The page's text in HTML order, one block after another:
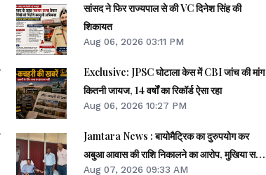
सांसद ने फिर राज्यपाल से की VC दिनेश सिंह की
शिकायत
Aug 06, 2026 03:11 PM
Exclusive: JPSC घोटाला केस में CBI जांच की मांग
कितनी जायज, 14 वर्षों का रिकॉर्ड ऐसा रहा
Aug 06, 2026 10:27 PM
Jamtara News : बायोमैट्रिक का दुरुपयोग कर
अबुआ आवास की राशि निकालने का आरोप, मुखिया समेत
Aug 07, 2026 09:33 AM